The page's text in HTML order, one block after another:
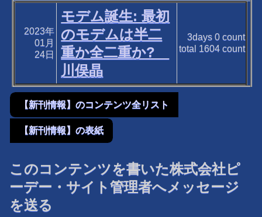
2023年
01月
24日
モデム誕生: 最初
のモデムは半二
重か全二重か?
川俣晶
3days 0count
total 1604count
【新刊情報】のコンテンツ全リスト
【新刊情報】の表紙
このコンテンツを書いた株式会社ピ
ーデー・サイト管理者へメッセージ
を送る